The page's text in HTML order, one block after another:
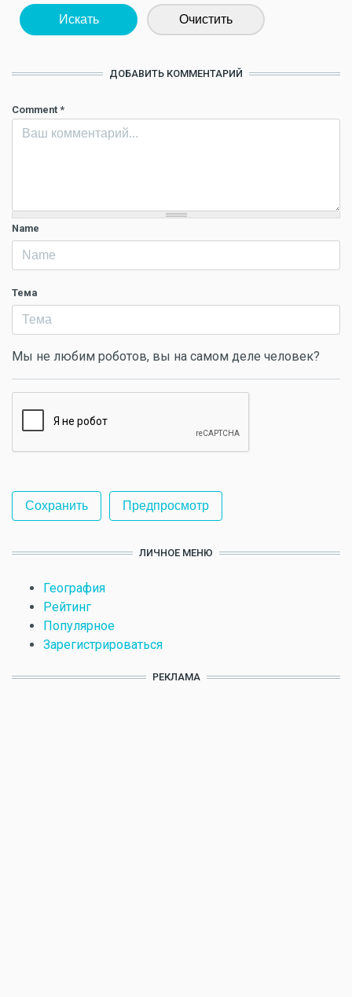
Искать Очистить
ДОБАВИТЬ КОММЕНТАРИЙ
Comment *
Name
Тема
Мы не любим роботов, вы на самом деле человек?
ЛИЧНОЕ МЕНЮ
География
Рейтинг
Популярное
Зарегистрироваться
РЕКЛАМА